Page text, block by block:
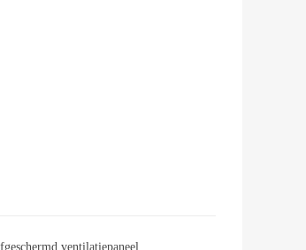
ventilatiepaneel